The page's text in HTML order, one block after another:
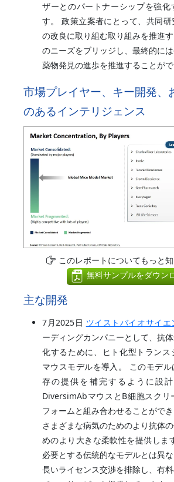
ザーとのパートナーシップを強化
す。 政策立案者にとって、共同研
の改良に取り組む取り組みを推進
のニーズをブリッジし、最終的に
薬物発見の進歩を推進することがで
市場プレイヤー、キー開発、
のあるインテリジェンス
このレポートについてもっと
無料サンプルをダウン
主な開発
7月2025日 ツイストバイオサイエ
ーディングカンパニーとして、抗
化するために、ヒト化型トランス
マウスモデルを導入。 このモデ
存の提供を補完するように設計
DiversimAbマウスとB細胞スクリ
フォームと組み合わせることができ
さまざまな病気のためのより抗体
めのより大きな柔軟性を提供しま
必要とする伝統的なモデルとは異な
長いライセンス交渉を排除し、有